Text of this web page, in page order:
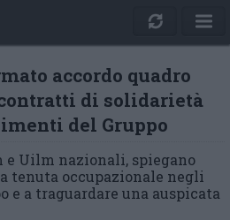
accordo quadro
di solidarietà
del Gruppo
e Uilm nazionali, spiegano
tenuta occupazionale negli
a traguardare una auspicata